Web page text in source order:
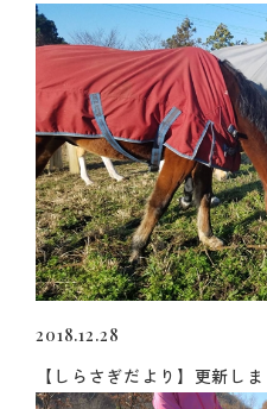
2018.12.28
【しらさぎだより】更新し